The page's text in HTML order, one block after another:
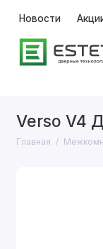
Новости
Verso V4
Главная